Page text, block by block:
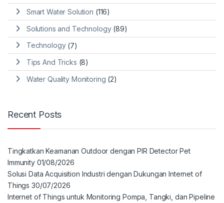
Smart Water Solution (116)
Solutions and Technology(89)
Technology(7)
Tips And Tricks (8)
Water Quality Monitoring (2)
Recent Posts
Tingkatkan Keamanan Outdoor dengan PIR Detector Pet
Immunity 01/08/2026
Solusi Data Acquisition Industri dengan Dukungan Internet of
Things 30/07/2026
Internet of Things untuk Monitoring Pompa, Tangki, dan Pipeline